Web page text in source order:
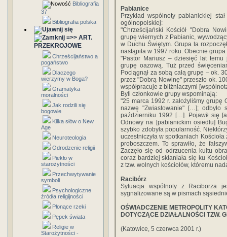
Bibliografia
37
Bibliografia polska
=>> ART.
PRZEKROJOWE
Chrześcijaństwo a
pogaństwo
Dlaczego
wierzymy w Boga?
Gramatyka
moralności
Jak rodzili się
bogowie
Kilka słów o New
Age
Neuroteologia
Odrodzenie religii
Piekło w
starożytności
Przechwytywanie
symboli
Psychologiczne
źródła religijności
Płonące rzeki
Pępek świata
Religie w
Starożytności -
Pabianice
Przykład wspólnoty pabianickiej
ogólnopolskiej:
"Chrześcijański Kościół "Dobra
grupę wiernych z Pabianic,
w Duchu Świętym. Grupa ta
nastąpiła w 1997 roku. Obecnie
"Pastor Mariusz – dziesięć lat temu
grupę oazową. Tuż przed
Pociągnął za sobą całą grupę – ok.
przez "Dobrą Nowinę" przeszło ok.
współpracuje z bliźniaczymi
Byli członkowie grupy wspominają:
"25 marca 1992 r. założyliśmy
nazwę "Zwiastowanie" […]; odbyło
październiku 1992 […]. Pojawił się
Odnowy na [pabianickim osiedlu]
szybko zdobyła popularność.
uczestniczyła w spotkaniach
proboszczem. To sprawiło, że
Zaczęło się od odrzucenia kultu
coraz bardziej skłaniała się ku
z tzw. wolnych kościołów, któremu
Racibórz
Sytuacja wspólnoty z Raciborza
sygnalizowane są w pismach
OŚWIADCZENIE METROPOLITY
DOTYCZĄCE DZIAŁALNOŚCI TZW.
(Katowice, 5 czerwca 2001 r.)